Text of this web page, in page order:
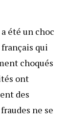
été un choc
qui
choqués
ont
des
ne se